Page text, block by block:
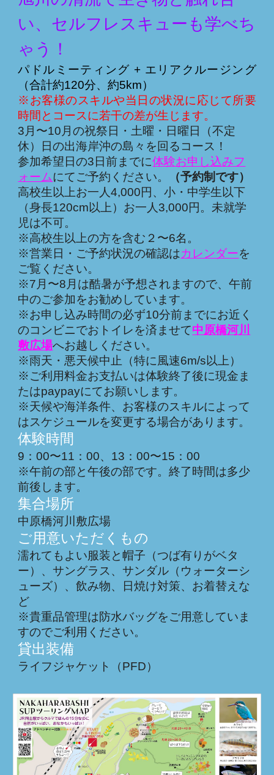
い、セルフレスキューも学べち
ゃう！
パドルミーティング + エリアクルージング
（合計約120分、約5km）
※お客様のスキルや当日の状況に応じて所要
時間とコースに若干の差が生じます。
3 月〜10月の祝祭日・土曜・日曜日（不定
休）日の出海岸沖の島々を回るコース！
参加希望日の3日前までに体験お申し込みフ
ォームにてご予約ください。
（予約制です）
高校生以上お一人4,000円 、小・ 中学生以下
（身長120cm以上）お一人 3,000円。 未就学
児は不可。
※高校生以上の方を含む２〜6名。
※営業日・ご予約状況の確認はカレンダーを
ご覧ください。
※7月〜8月は酷暑が予想されますので、午前
中のご参加をお勧めしています。
※お申し込み時間の必ず10分前までにお近く
のコンビニでおトイレを済ませて中原橋河川
敷広場へお越しください。
※雨天・悪天候中止（特に風速6m/s以上）
※ご利用料金お支払いは体験終了後に現金ま
たはpaypayにてお願いします。
※天候や海洋条件、お客様のスキルによって
はスケジュールを変更する場合があります。
体験時間
9：00〜11：00、13：00〜15：00
※午前の部と午後の部です。終了時間は多少
前後します。
集合場所
中原橋河川敷広場
ご用意いただくもの
濡れてもよい服装と帽子（つば有りがベタ
ー）、サングラス、サンダル（ウォーターシ
ューズ）、飲み物、日焼け対策、お着替えな
ど
※貴重品管理は防水バッグをご用意していま
すのでご利用ください。
貸出装備
ライフジャケット（PFD）